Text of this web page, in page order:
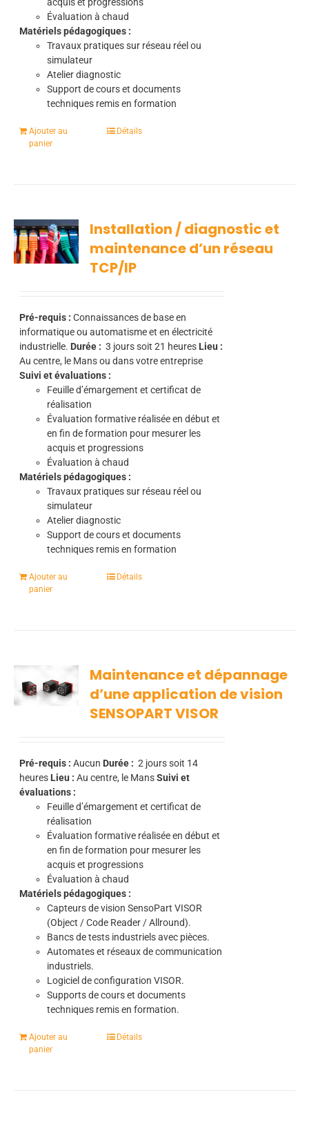
Évaluation à chaud
Matériels pédagogiques :
Travaux pratiques sur réseau réel ou
simulateur
Atelier diagnostic
Support de cours et documents
techniques remis en formation
Ajouter au
panier
Détails
Installation / diagnostic et
maintenance d’un réseau
TCP/IP
Pré-requis : Connaissances de base en
informatique ou automatisme et en électricité
industrielle. Durée : 3 jours soit 21 heures Lieu :
Au centre, le Mans ou dans votre entreprise
Suivi et évaluations :
Feuille d’émargement et certificat de
réalisation
Évaluation formative réalisée en début et
en fin de formation pour mesurer les
acquis et progressions
Évaluation à chaud
Matériels pédagogiques :
Travaux pratiques sur réseau réel ou
simulateur
Atelier diagnostic
Support de cours et documents
techniques remis en formation
Ajouter au
panier
Détails
Maintenance et dépannage
d’une application de vision
SENSOPART VISOR
Pré-requis : Aucun Durée : 2 jours soit 14
heures Lieu : Au centre, le MansSuivi et
évaluations :
Feuille d’émargement et certificat de
réalisation
Évaluation formative réalisée en début et
en fin de formation pour mesurer les
acquis et progressions
Évaluation à chaud
Matériels pédagogiques :
Capteurs de vision SensoPart VISOR
(Object / Code Reader / Allround).
Bancs de tests industriels avec pièces.
Automates et réseaux de communication
industriels.
Logiciel de configuration VISOR.
Supports de cours et documents
techniques remis en formation.
Ajouter au
panier
Détails